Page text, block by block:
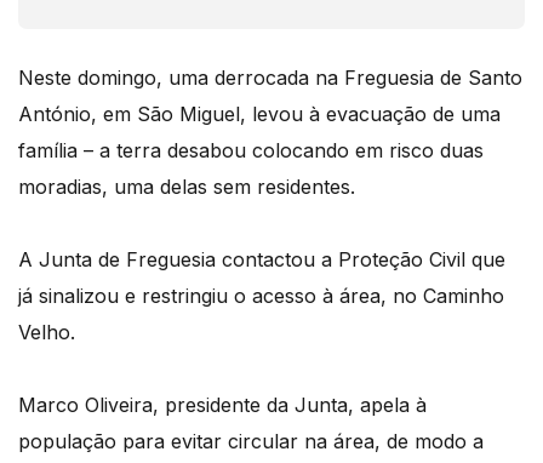
Neste domingo, uma derrocada na Freguesia de Santo
António, em São Miguel, levou à evacuação de uma
família – a terra desabou colocando em risco duas
moradias, uma delas sem residentes.
A Junta de Freguesia contactou a Proteção Civil que
já sinalizou e restringiu o acesso à área, no Caminho
Velho.
Marco Oliveira, presidente da Junta, apela à
população para evitar circular na área, de modo a